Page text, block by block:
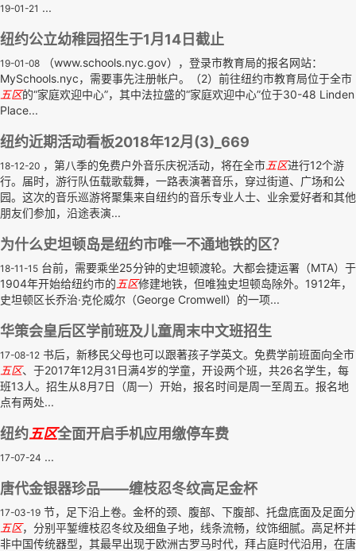
19-01-21 ...
纽约公立幼稚园招生于1月14日截止
19-01-08 （www.schools.nyc.gov），登录市教育局的报名网站：
MySchools.nyc，需要事先注册帐户。（2）前往纽约市教育局位于全市
五区的“家庭欢迎中心”，其中法拉盛的“家庭欢迎中心”位于30-48 Linden
Place...
纽约近期活动看板2018年12月(3)_669
18-12-20 ，第八季的免费户外音乐庆祝活动，将在全市 五区进行12个游
行。届时，游行队伍载歌载舞，一路表演著音乐，穿过街道、广场和公
园。这次的音乐巡游将聚集来自纽约的音乐专业人士、业余爱好者和其他
朋友们参加，沿途表演...
为什么史坦顿岛是纽约市唯一不通地铁的区？
18-11-15 台前，需要乘坐25分钟的史坦顿渡轮。大都会捷运署（MTA）于
1904年开始给纽约市的 五区修建地铁，但唯独史坦顿岛除外。1912年，
史坦顿区长乔治·克伦威尔（George Cromwell）的一项...
华策会皇后区学前班及儿童周末中文班招生
17-08-12 书后，新移民父母也可以跟著孩子学英文。免费学前班面向全市
五区、于2017年12月31日满4岁的学童，开设两个班，共26名学生，每
班13人。招生从8月7日（周一）开始，报名时间是周一至周五。报名地
点有两处...
纽约五区全面开启手机应用缴停车费
17-07-24 ...
唐代金银器珍品——缠枝忍冬纹高足金杯
17-03-19 节，足下沿上卷。金杯的颈、腹部、下腹部、托盘底面及足面分
五区，分别平錾缠枝忍冬纹及细鱼子地，线条流畅，纹饰细腻。高足杯并
非中国传统器型，其最早出现于欧洲古罗马时代，拜占庭时代沿用，在唐